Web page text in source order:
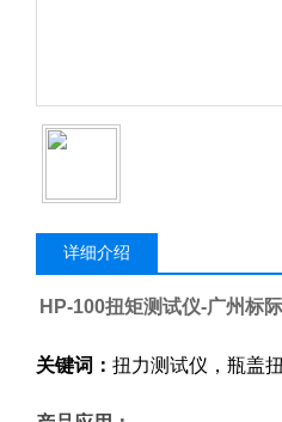
详细介绍
HP-100扭矩测试仪-广州标际
关键词： 扭力测试仪，瓶盖